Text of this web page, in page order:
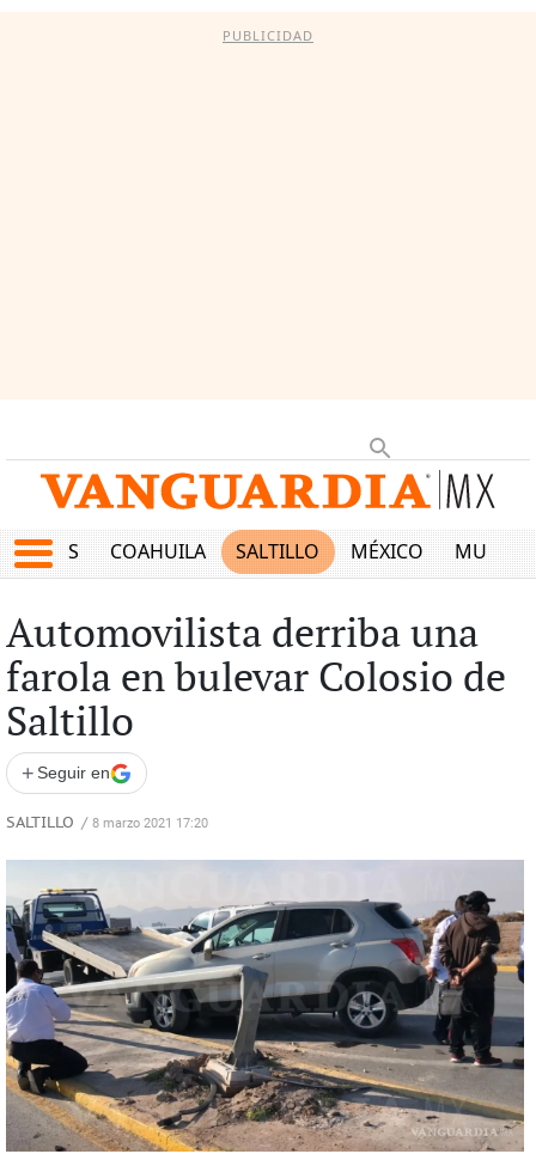
PUBLICIDAD
JUEGOS COAHUILA SALTILLO MÉXICO MUNDO
Automovilista derriba una
farola en bulevar Colosio de
Saltillo
+ Seguir en
SALTILLO / 8 marzo 2021 17:20